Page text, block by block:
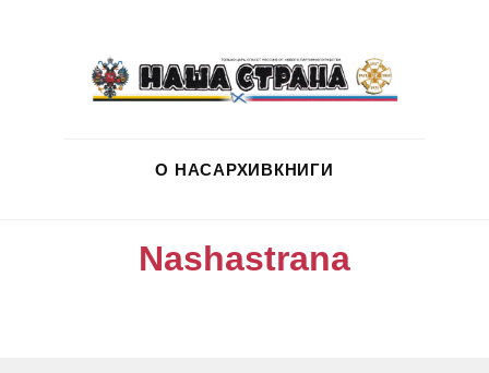
О НАСАРХИВКНИГИ
Nashastrana